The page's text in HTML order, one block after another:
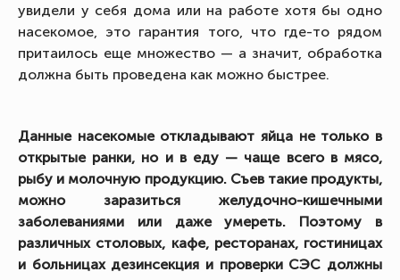
увидели у себя дома или на работе хотя бы одно
насекомое, это гарантия того, что где-то рядом
притаилось еще множество — а значит, обработка
должна быть проведена как можно быстрее.
Данные насекомые откладывают яйца не только в
открытые ранки, но и в еду — чаще всего в мясо,
рыбу и молочную продукцию. Съев такие продукты,
можно заразиться желудочно-кишечными
заболеваниями или даже умереть. Поэтому в
различных столовых, кафе, ресторанах, гостиницах
и больницах дезинсекция и проверки СЭС должны